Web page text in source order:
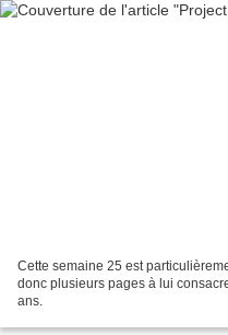
Cette semaine 25 est
donc plusieurs pages à lui
ans.